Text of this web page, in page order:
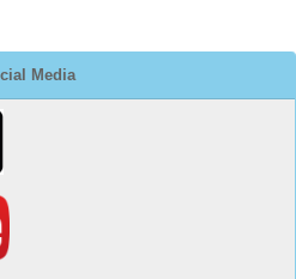
Media